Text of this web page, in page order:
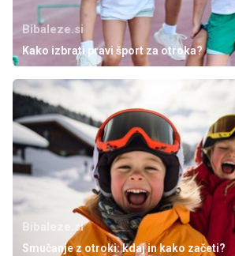
Bibaleze.si
Kako izbrati pravi šport za otroka?
Bibaleze.si
Smučanje z otroki: kdaj in kako začeti?